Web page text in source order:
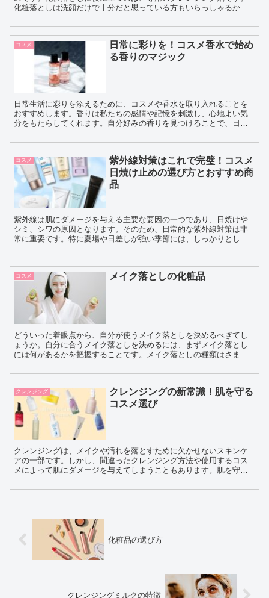
化粧落としは洗顔だけで十分だと思っている方もいらっしゃるかも
コスメ
日常に彩りを！コスメ香水で始め
る香りのマジック
日常生活に彩りを添えるために、コスメや香水を取り入れることを
おすすめします。香りは私たちの感情や記憶を刺激し、心地よい気
分をもたらしてくれます。自分好みの香りを見つけることで、日常
る...
コスメ
紫外線対策はこれで完璧！コスメ
日焼け止めの選び方とおすすめ商
品
紫外線は肌にダメージを与える主要な要因の一つであり、日焼けや
シミ、シワの原因となります。そのため、日常的な紫外線対策は非
常に重要です。特に夏場や日差しが強い季節には、しっかりとした
コスメ メイク落としの化粧品
どういった着眼点から、自分が使うメイク落としを決めるべぎてし
ょうか。自分に合うメイク落としを決めるには、まずメイク落とし
には何があるかを把握することです。メイク落としの種類はさまざ
クレンジング
クレンジングの新常識！肌を守る
コスメ選び
クレンジングは、メイクや汚れを落とすために欠かせないスキンケ
アの一部です。しかし、間違ったクレンジング方法や使用するコス
メによって肌にダメージを与えてしまうこともあります。肌を守る
と...
化粧品の選び方
クレンジングミルクの特徴